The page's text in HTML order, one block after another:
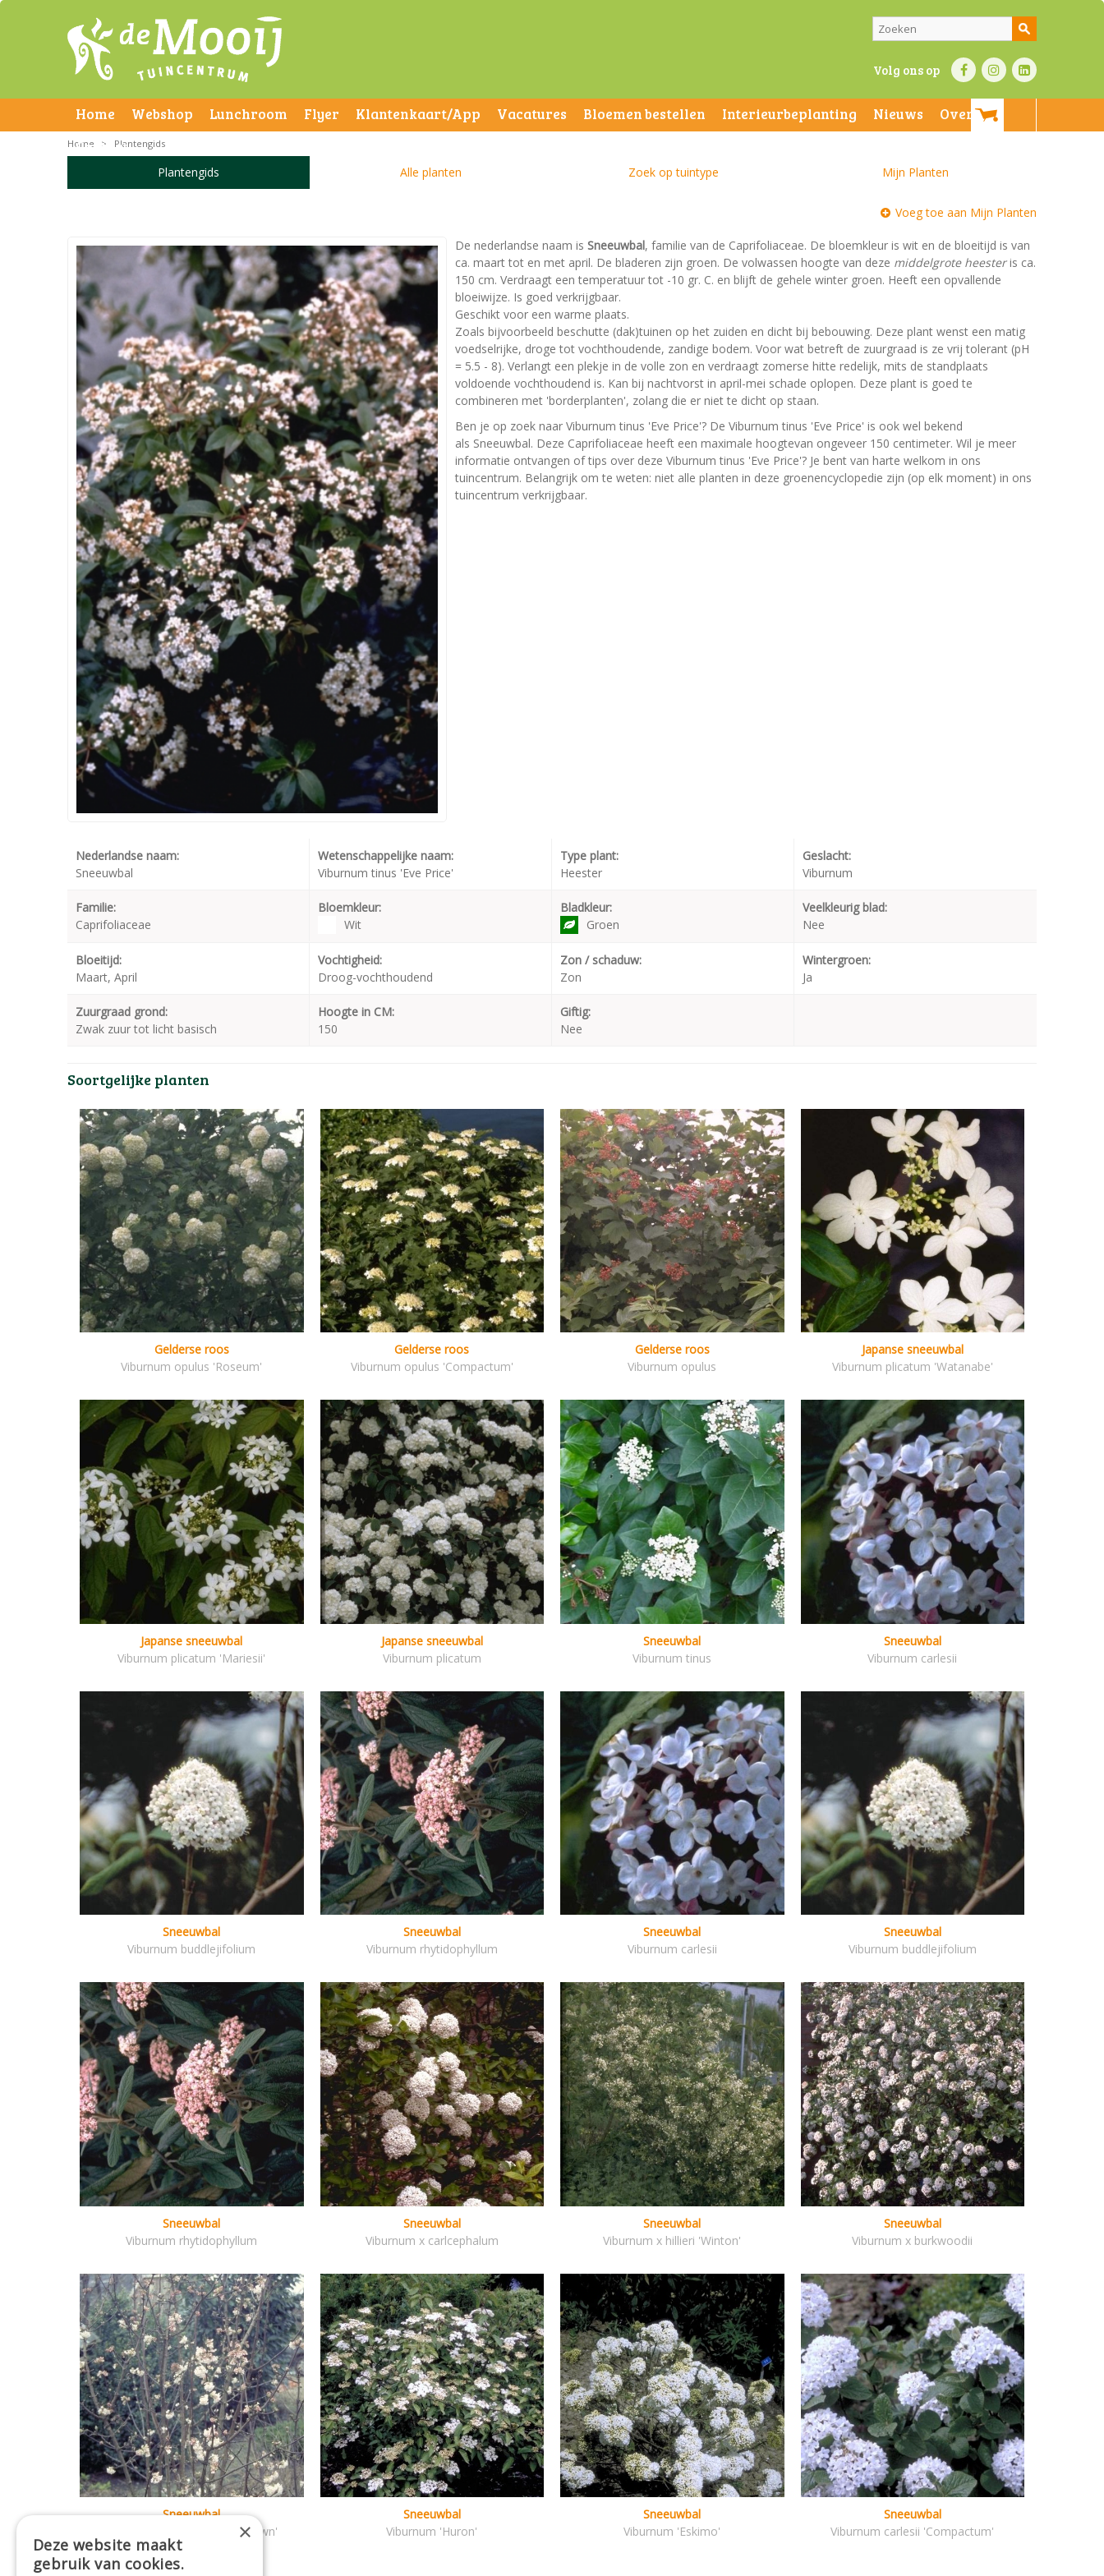
Volg ons op
Home Webshop Lunchroom Flyer Klantenkaart/App Vacatures Bloemen bestellen Interieurbeplanting Nieuws
Over ons
Contact
Home > Plantengids
Plantengids Alle planten Zoek op tuintype Mijn Planten
Voeg toe aan Mijn Planten
De nederlandse naam is Sneeuwbal, familie van de Caprifoliaceae. De bloemkleur is wit en de bloeitijd is van
ca. maart tot en met april. De bladeren zijn groen. De volwassen hoogte van deze middelgrote heesteris ca.
150 cm. Verdraagt een temperatuur tot -10 gr. C. en blijft de gehele winter groen. Heeft een opvallende
bloeiwijze. Is goed verkrijgbaar.
Geschikt voor een warme plaats.
Zoals bijvoorbeeld beschutte (dak)tuinen op het zuiden en dicht bij bebouwing. Deze plant wenst een matig
voedselrijke, droge tot vochthoudende, zandige bodem. Voor wat betreft de zuurgraad is ze vrij tolerant (pH
= 5.5 - 8). Verlangt een plekje in de volle zon en verdraagt zomerse hitte redelijk, mits de standplaats
voldoende vochthoudend is. Kan bij nachtvorst in april-mei schade oplopen. Deze plant is goed te
combineren met 'borderplanten', zolang die er niet te dicht op staan.
Ben je op zoek naar Viburnum tinus 'Eve Price'? De Viburnum tinus 'Eve Price' is ook wel bekend
als Sneeuwbal. Deze Caprifoliaceae heeft een maximale hoogtevan ongeveer 150 centimeter. Wil je meer
informatie ontvangen of tips over deze Viburnum tinus 'Eve Price'? Je bent van harte welkom in ons
tuincentrum. Belangrijk om te weten: niet alle planten in deze groenencyclopedie zijn (op elk moment) in ons
tuincentrum verkrijgbaar.
Nederlandse naam:
Sneeuwbal
Wetenschappelijke naam:
Viburnum tinus 'Eve Price'
Type plant:
Heester
Geslacht:
Viburnum
Familie:
Caprifoliaceae
Bloemkleur:
Wit
Bladkleur:
Groen
Veelkleurig blad:
Nee
Bloeitijd:
Maart, April
Vochtigheid:
Droog-vochthoudend
Zon / schaduw:
Zon
Wintergroen:
Ja
Zuurgraad grond:
Zwak zuur tot licht basisch
Hoogte in CM:
150
Giftig:
Nee
Soortgelijke planten
Gelderse roos
Viburnum opulus 'Roseum'
Gelderse roos
Viburnum opulus 'Compactum'
Gelderse roos
Viburnum opulus
Japanse sneeuwbal
Viburnum plicatum 'Watanabe'
Japanse sneeuwbal
Viburnum plicatum 'Mariesii'
Japanse sneeuwbal
Viburnum plicatum
Sneeuwbal
Viburnum tinus
Sneeuwbal
Viburnum carlesii
Sneeuwbal
Viburnum buddlejifolium
Sneeuwbal
Viburnum rhytidophyllum
Sneeuwbal
Viburnum carlesii
Sneeuwbal
Viburnum buddlejifolium
Sneeuwbal
Viburnum rhytidophyllum
Sneeuwbal
Viburnum x carlcephalum
Sneeuwbal
Viburnum x hillieri 'Winton'
Sneeuwbal
Viburnum x burkwoodii
Sneeuwbal
Viburnum x bodnantense 'Dawn'
Sneeuwbal
Viburnum 'Huron'
Sneeuwbal
Viburnum 'Eskimo'
Sneeuwbal
Viburnum carlesii 'Compactum'
×
Deze website maakt
gebruik van cookies.